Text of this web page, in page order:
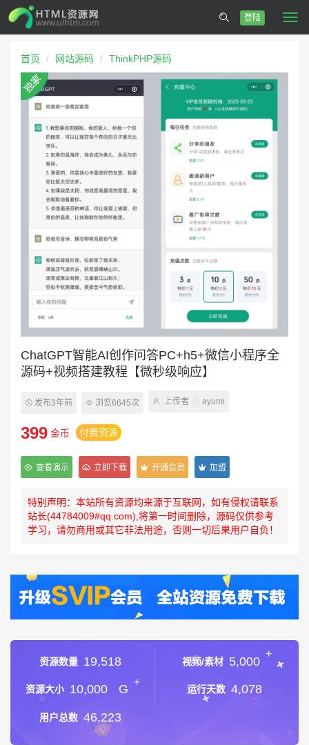
登陆
首页 网站源码 ThinkPHP源码
ChatGPT智能AI创作问答PC+h5+微信小程序全
源码+视频搭建教程【微秒级响应】
发布3年前 浏览6645次 上传者 ayumi
399 金币 付费资源
查看演示 立即下载 开通会员 加盟
特别声明：本站所有资源均来源于互联网，如有侵权请联系
站长(44784009#qq.com),将第一时间删除，源码仅供参考
学习，请勿商用或其它非法用途，否则一切后果用户自负！
资源数量 19,518 视频/素材 5,000
+
资源大小 10,000 G
+
运行天数 4,078
用户总数 46,223